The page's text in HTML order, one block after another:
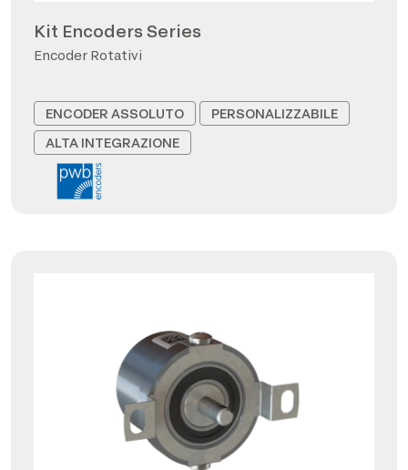
Kit Encoders Series
Encoder Rotativi
ENCODER ASSOLUTO
PERSONALIZZABILE
ALTA INTEGRAZIONE